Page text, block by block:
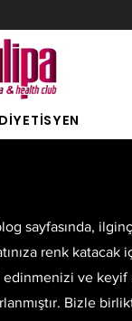
DİYETİSYEN
sayfasında,
renk katacak
ve keyif
Bizle